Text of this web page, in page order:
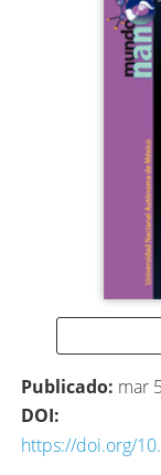
artículo
Publicado: mar
DOI:
https://doi.org/